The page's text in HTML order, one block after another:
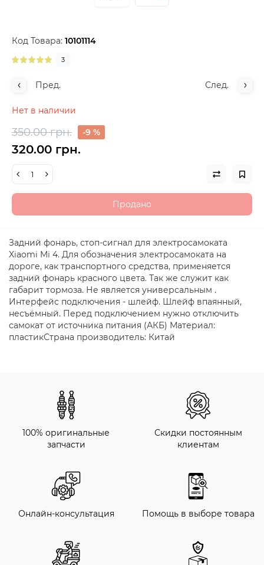
Код Товара: 10101114
3
Пред. След.
Нет в наличии
350.00 грн. -9 %
320.00 грн.
Продано
Задний фонарь, стоп-сигнал для электросамоката
Xiaomi Mi 4. Для обозначения электросамоката на
дороге, как транспортного средства, применяется
задний фонарь красного цвета. Так же служит как
габарит тормоза. Не является универсальным .
Интерфейс подключения - шлейф. Шлейф впаянный,
несъёмный. Перед подключением нужно отключить
самокат от источника питания (АКБ) Материал:
пластикСтрана производитель: Китай
100% оригинальные
запчасти
Скидки постоянным
клиентам
Онлайн-консультация Помощь в выборе товара